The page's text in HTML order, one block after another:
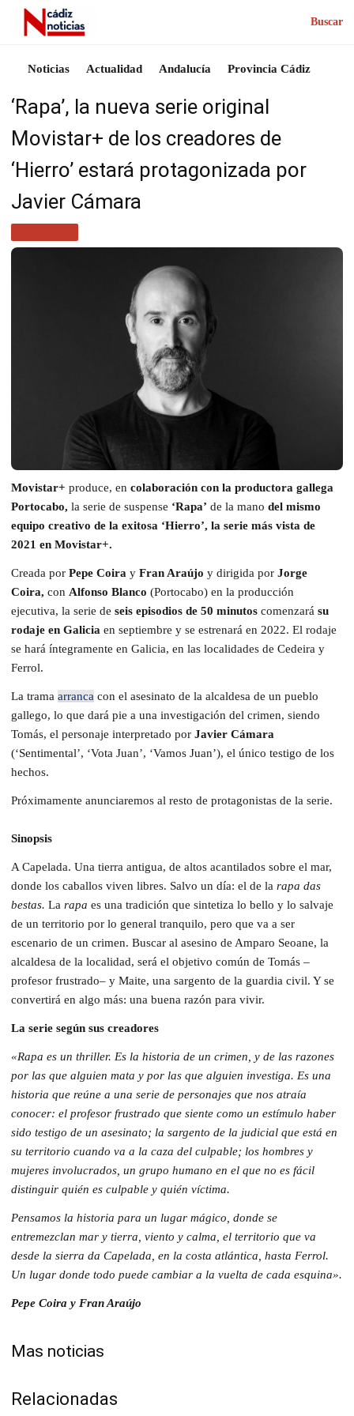
Buscar
Noticias Actualidad Andalucía Provincia Cádiz
‘Rapa’, la nueva serie original
Movistar+ de los creadores de
‘Hierro’ estará protagonizada por
Javier Cámara
Movistar+ produce, en colaboración con la productora gallega
Portocabo, la serie de suspense ‘Rapa’ de la mano del mismo
equipo creativo de la exitosa ‘Hierro’, la serie más vista de
2021 en Movistar+.
Creada por Pepe Coira y Fran Araújo y dirigida por Jorge
Coira, con Alfonso Blanco (Portocabo) en la producción
ejecutiva, la serie de seis episodios de 50 minutos comenzará su
rodaje en Galicia en septiembre y se estrenará en 2022. El rodaje
se hará íntegramente en Galicia, en las localidades de Cedeira y
Ferrol.
La trama arranca con el asesinato de la alcaldesa de un pueblo
gallego, lo que dará pie a una investigación del crimen, siendo
Tomás, el personaje interpretado por Javier Cámara
(‘Sentimental’, ‘Vota Juan’, ‘Vamos Juan’), el único testigo de los
hechos.
Próximamente anunciaremos al resto de protagonistas de la serie.
Sinopsis
A Capelada. Una tierra antigua, de altos acantilados sobre el mar,
donde los caballos viven libres. Salvo un día: el de la rapa das
bestas. La rapa es una tradición que sintetiza lo bello y lo salvaje
de un territorio por lo general tranquilo, pero que va a ser
escenario de un crimen. Buscar al asesino de Amparo Seoane, la
alcaldesa de la localidad, será el objetivo común de Tomás –
profesor frustrado– y Maite, una sargento de la guardia civil. Y se
convertirá en algo más: una buena razón para vivir.
La serie según sus creadores
«Rapa es un thriller. Es la historia de un crimen, y de las razones
por las que alguien mata y por las que alguien investiga. Es una
historia que reúne a una serie de personajes que nos atraía
conocer: el profesor frustrado que siente como un estímulo haber
sido testigo de un asesinato; la sargento de la judicial que está en
su territorio cuando va a la caza del culpable; los hombres y
mujeres involucrados, un grupo humano en el que no es fácil
distinguir quién es culpable y quién víctima.
Pensamos la historia para un lugar mágico, donde se
entremezclan mar y tierra, viento y calma, el territorio que va
desde la sierra da Capelada, en la costa atlántica, hasta Ferrol.
Un lugar donde todo puede cambiar a la vuelta de cada esquina».
Pepe Coira y Fran Araújo
Mas noticias
Relacionadas